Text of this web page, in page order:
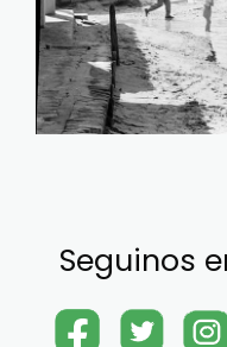
Seguinos